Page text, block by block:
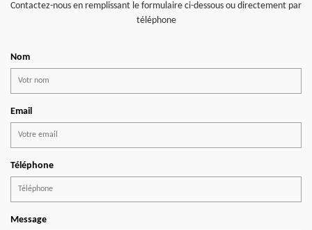
Contactez-nous en remplissant le formulaire ci-dessous ou directement par
téléphone
Nom
Email
Téléphone
Message